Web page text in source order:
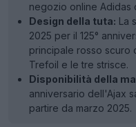
negozio online Adidas
Design della tuta: La
2025 per il 125°
principale rosso scuro
Trefoil e le tre strisce.
Disponibilità della
anniversario dell'Ajax
partire da marzo 2025.